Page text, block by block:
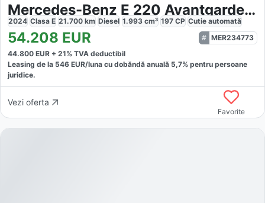
Mercedes-Benz E 220 Avantgarde Adv.Plus
2024 Clasa E 21.700 km Diesel 1.993 cm³ 197 CP Cutie automată
54.208 EUR
MER234773
44.800 EUR + 21% TVA deductibil
Leasing de la 546 EUR/luna cu dobăndă anuală 5,7% pentru persoane
juridice.
Vezi oferta
Favorite